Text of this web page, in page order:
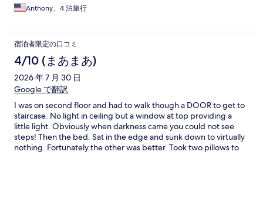
Anthony、4 泊旅行
宿泊者限定の口コミ
4/10 (まあまあ)
2026 年 7 月 30 日
Google で翻訳
I was on second floor and had to walk though a DOOR to get to
staircase. No light in ceiling but a window at top providing a
little light. Obviously when darkness came you could not see
steps! Then the bed. Sat in the edge and sunk down to virtually
nothing. Fortunately the other was better. Took two pillows to